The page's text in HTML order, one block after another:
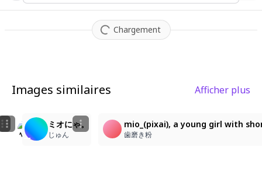
Chargement
Images similaires Afficher plus
ニコ〜
animegasuki4
mio_\(pixai\), a young girl with short, voluminous
歯磨き粉
ミオにゃ。
じゅん
mio_(pixai), a young girl with
歯磨き粉